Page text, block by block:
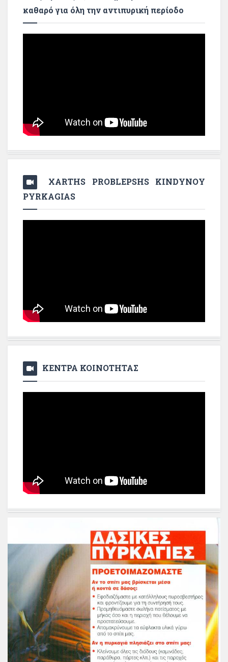
καθαρό για όλη την αντιπυρική περίοδο
XARTHS PROBLEPSHS KINDYNOY
PYRKAGIAS
ΚΕΝΤΡΑ ΚΟΙΝΟΤΗΤΑΣ